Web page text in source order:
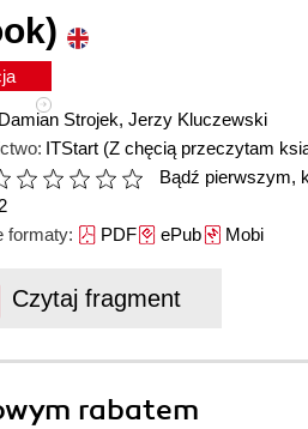
Damian Strojek, Jerzy Kluczewski
ITStart (Z chęcią przeczytam
Bądź pierwszym,
formaty: PDFePubMobi
Czytaj fragment
rabatem